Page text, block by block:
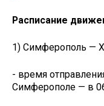
Расписание
1) Симферополь —
- время
Симферополе — в